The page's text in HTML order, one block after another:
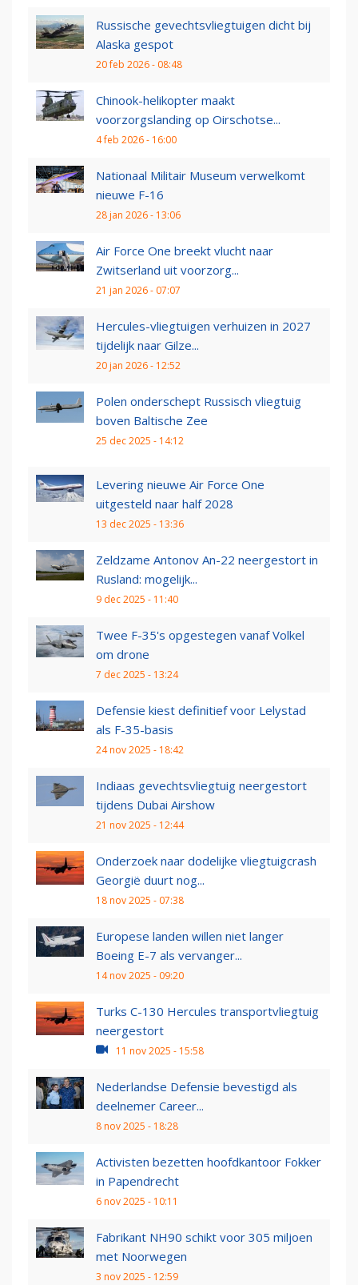
Russische gevechtsvliegtuigen dicht bij
Alaska gespot
20 feb 2026 - 08:48
Chinook-helikopter maakt
voorzorgslanding op Oirschotse...
4 feb 2026 - 16:00
Nationaal Militair Museum verwelkomt
nieuwe F-16
28 jan 2026 - 13:06
Air Force One breekt vlucht naar
Zwitserland uit voorzorg...
21 jan 2026 - 07:07
Hercules-vliegtuigen verhuizen in 2027
tijdelijk naar Gilze...
20 jan 2026 - 12:52
Polen onderschept Russisch vliegtuig
boven Baltische Zee
25 dec 2025 - 14:12
Levering nieuwe Air Force One
uitgesteld naar half 2028
13 dec 2025 - 13:36
Zeldzame Antonov An-22 neergestort in
Rusland: mogelijk...
9 dec 2025 - 11:40
Twee F-35's opgestegen vanaf Volkel
om drone
7 dec 2025 - 13:24
Defensie kiest definitief voor Lelystad
als F-35-basis
24 nov 2025 - 18:42
Indiaas gevechtsvliegtuig neergestort
tijdens Dubai Airshow
21 nov 2025 - 12:44
Onderzoek naar dodelijke vliegtuigcrash
Georgië duurt nog...
18 nov 2025 - 07:38
Europese landen willen niet langer
Boeing E-7 als vervanger...
14 nov 2025 - 09:20
Turks C-130 Hercules transportvliegtuig
neergestort
11 nov 2025 - 15:58
Nederlandse Defensie bevestigd als
deelnemer Career...
8 nov 2025 - 18:28
Activisten bezetten hoofdkantoor Fokker
in Papendrecht
6 nov 2025 - 10:11
Fabrikant NH90 schikt voor 305 miljoen
met Noorwegen
3 nov 2025 - 12:59